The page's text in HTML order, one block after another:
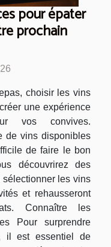
pour épater
prochain
choisir les vins
une expérience
vos convives.
de vins disponibles
de faire le bon
découvrirez des
les vins
et rehausseront
Connaître les
Pour surprendre
il est essentiel de